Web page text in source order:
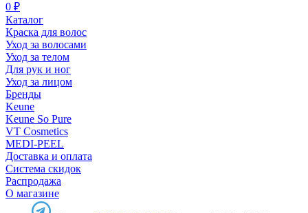
0 ₽
Каталог
Краска для волос
Уход за волосами
Уход за телом
Для рук и ног
Уход за лицом
Бренды
Keune
Keune So Pure
VT Cosmetics
MEDI-PEEL
Доставка и оплата
Система скидок
Распродажа
О магазине